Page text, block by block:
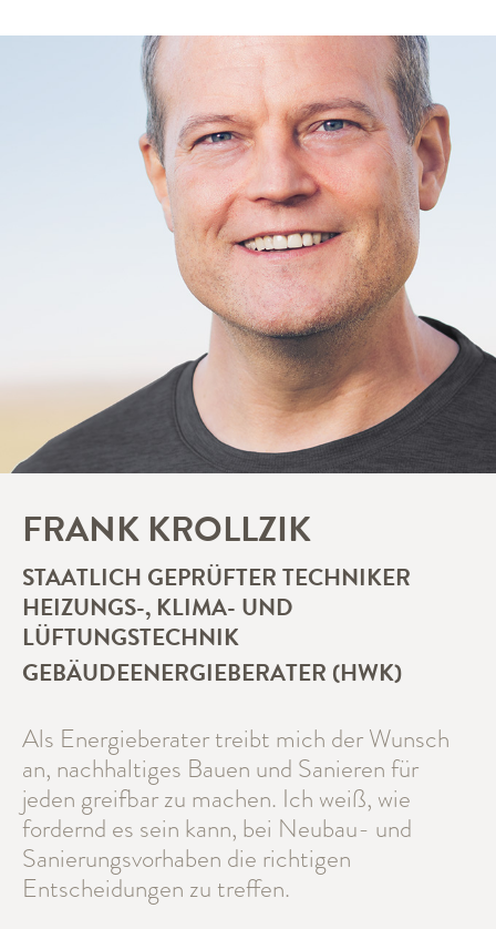
FRANK KROLLZIK
STAATLICH GEPRÜFTER TECHNIKER
HEIZUNGS-, KLIMA- UND
LÜFTUNGSTECHNIK
GEBÄUDEENERGIEBERATER (HWK)
Als Energieberater treibt mich der Wunsch
an, nachhaltiges Bauen und Sanieren für
jeden greifbar zu machen. Ich weiß, wie
fordernd es sein kann, bei Neubau- und
Sanierungsvorhaben die richtigen
Entscheidungen zu treffen.